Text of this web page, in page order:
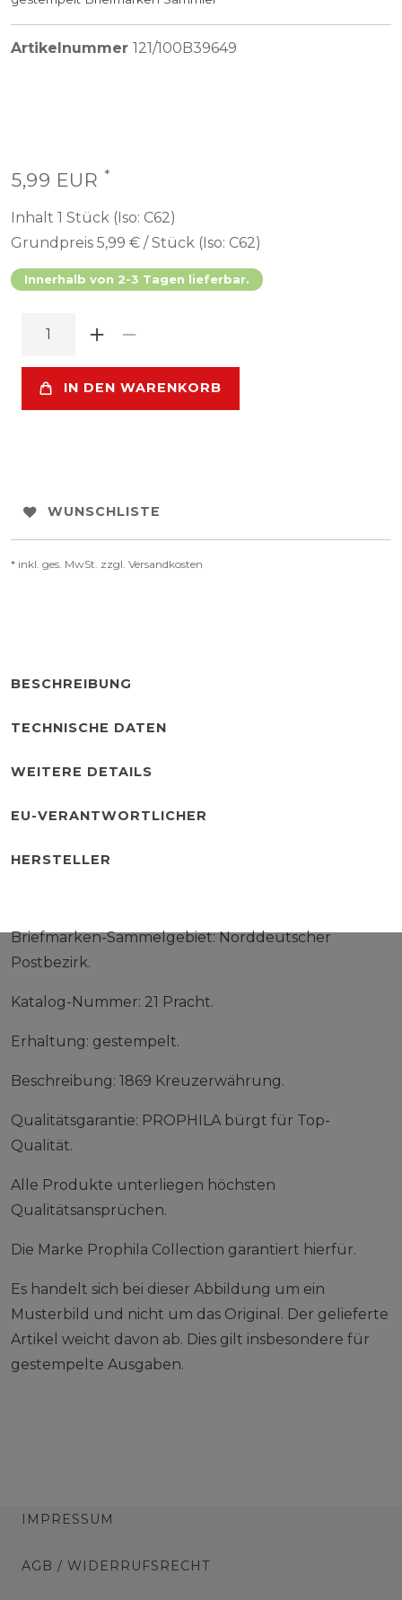
Artikelnummer 121/100B39649
5,99 EUR *
Inhalt 1 Stück (Iso: C62)
Grundpreis 5,99 € / Stück (Iso: C62)
Innerhalb von 2-3 Tagen lieferbar.
IN DEN WARENKORB
WUNSCHLISTE
* inkl. ges. MwSt. zzgl. Versandkosten
BESCHREIBUNG
TECHNISCHE DATEN
WEITERE DETAILS
EU-VERANTWORTLICHER
HERSTELLER
Briefmarken-Sammelgebiet: Norddeutscher
Postbezirk.
Katalog-Nummer: 21 Pracht.
Erhaltung: gestempelt.
Beschreibung: 1869 Kreuzerwährung.
Qualitätsgarantie: PROPHILA bürgt für Top-
Qualität.
Alle Produkte unterliegen höchsten
Qualitätsansprüchen.
Die Marke Prophila Collection garantiert hierfür.
Es handelt sich bei dieser Abbildung um ein
Musterbild und nicht um das Original. Der gelieferte
Artikel weicht davon ab. Dies gilt insbesondere für
gestempelte Ausgaben.
IMPRESSUM
AGB / WIDERRUFSRECHT